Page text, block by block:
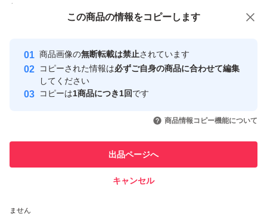
付与しています
安心取引出品者
心・安全なユーザーです
取引実績
引を完了させた実績があります
での取引実績があります
ません
この商品の情報をコピーします
商品画像の無断転載は禁止されています
コピーされた情報は必ずご自身の商品に合わせて編集
してください
コピーは1商品につき1回です
商品情報コピー機能について
出品ページへ
キャンセル
この商品をみている人にオススメ